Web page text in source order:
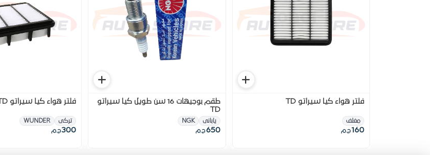
فلتر هواء كيا سيراتو TD
مغلف
160ج.م
طقم بوجيهات 16 سن طويل كيا سيراتو
TD
يابانى NGK
650 ج.م
فلتر هواء كيا سيراتو TD
تركى WUNDER
300ج.م